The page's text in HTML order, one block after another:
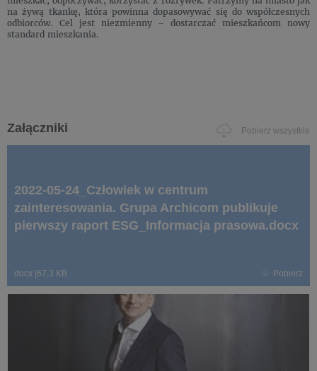
na żywą tkankę, która powinna dopasowywać się do współczesnych
odbiorców. Cel jest niezmienny – dostarczać mieszkańcom nowy
standard mieszkania.
Załączniki Pobierz wszystkie
2022-05-24_Człowiek w centrum
zainteresowania. Grupa Archicom publikuje
pierwszy raport ESG_Informacja prasowa.docx
docx |67,3 KB Pobierz